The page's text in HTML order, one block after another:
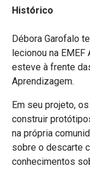
Histórico
Débora Garofalo
lecionou na
esteve à frente
Aprendizagem.
Em seu projeto,
construir
na própria
sobre o descarte
conhecimentos